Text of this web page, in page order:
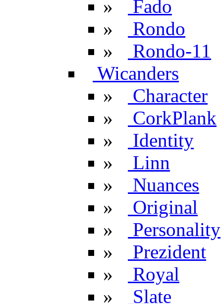
»
Fado
»
Rondo
»
Rondo-11
Wicanders
»
Character
»
CorkPlank
»
Identity
»
Linn
»
Nuances
»
Original
»
Personality
»
Prezident
»
Royal
»
Slate